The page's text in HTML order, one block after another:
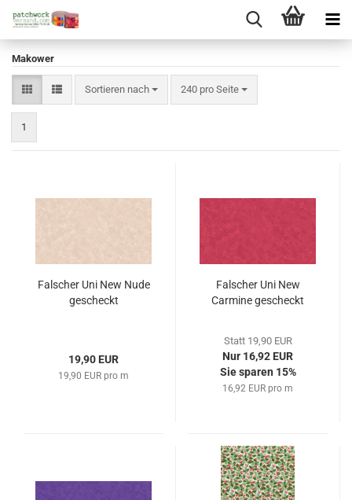
Makower
Sortieren nach
Sortieren nach 240 pro Seite
pro Seite
1
Falscher Uni New Nude
gescheckt
19,90 EUR
19,90 EUR pro m
Falscher Uni New
Carmine gescheckt
Statt 19,90 EUR
Nur 16,92 EUR
Sie sparen 15%
16,92 EUR pro m